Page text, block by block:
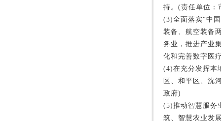
持。(责任单位：
(3)全面落实“中
装备、航空装备
务业，推进产业
化和完善数字医
(4)在充分发挥本
区、和平区、沈
政府)
(5)推动智慧服务
筑、智慧农业发